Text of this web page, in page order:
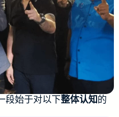
段始于对以下整体认知 的